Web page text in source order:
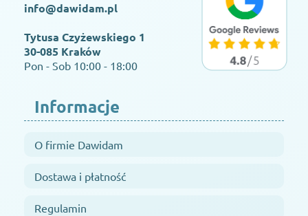
info@dawidam.pl
Tytusa Czyżewskiego 1
30-085 Kraków
Pon - Sob 10:00 - 18:00
Informacje
O firmie Dawidam
Dostawa i płatność
Regulamin